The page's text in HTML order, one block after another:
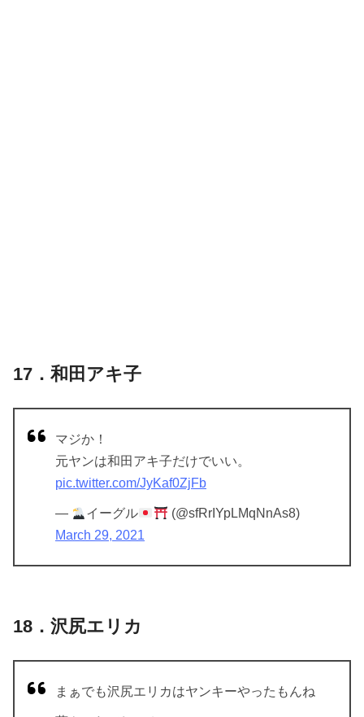
17．和田アキ子
マジか！
元ヤンは和田アキ子だけでいい。
pic.twitter.com/JyKaf0ZjFb
— イーグル
(@sfRrIYpLMqNnAs8)
March 29, 2021
18．沢尻エリカ
まぁでも沢尻エリカはヤンキーやったもんね